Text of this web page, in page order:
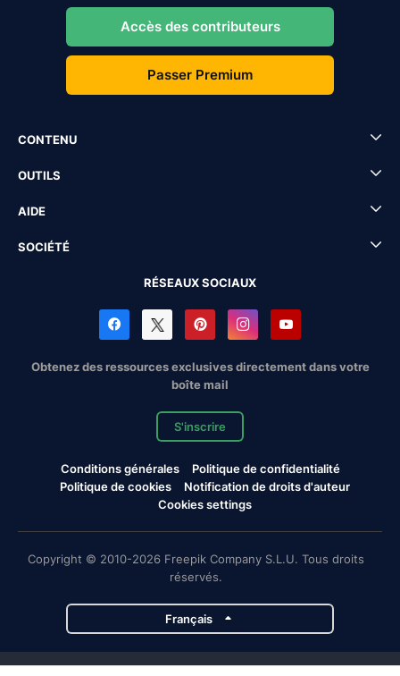
Accès des contributeurs
Passer Premium
CONTENU
OUTILS
AIDE
SOCIÉTÉ
RÉSEAUX SOCIAUX
Obtenez des ressources exclusives directement dans votre
boîte mail
S'inscrire
Conditions générales
Politique de confidentialité
Politique de cookies
Notification de droits d'auteur
Cookies settings
Copyright © 2010-2026 Freepik Company S.L.U. Tous droits
réservés.
Français